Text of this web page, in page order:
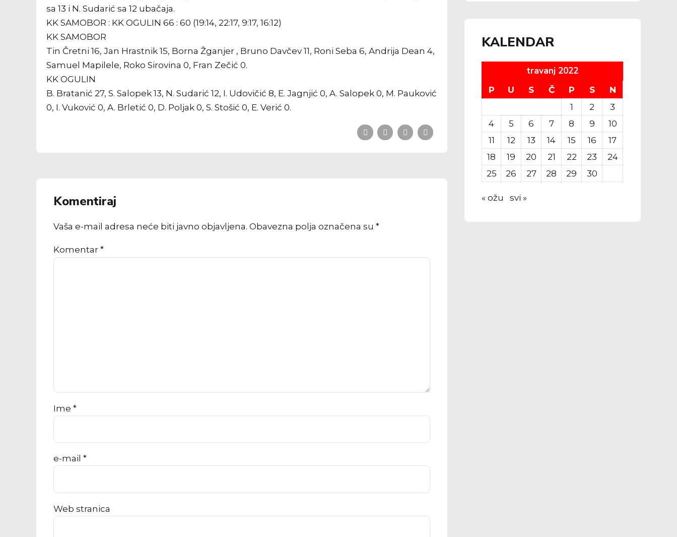
sa 13 i N. Sudarić sa 12 ubačaja.
KK SAMOBOR : KK OGULIN 66 : 60 (19:14, 22:17, 9:17, 16:12)
KK SAMOBOR
Tin Čretni 16, Jan Hrastnik 15, Borna Žganjer , Bruno Davčev 11, Roni Seba 6, Andrija Dean 4,
Samuel Mapilele, Roko Sirovina 0, Fran Zečić 0.
KK OGULIN
B. Bratanić 27, S. Salopek 13, N. Sudarić 12, I. Udovičić 8, E. Jagnjić 0, A. Salopek 0, M. Pauković
0, I. Vuković 0, A. Brletić 0, D. Poljak 0, S. Stošić 0, E. Verić 0.
Komentiraj
Vaša e-mail adresa neće biti javno objavljena. Obavezna polja označena su *
Komentar *
Ime *
e-mail *
Web stranica
KALENDAR
travanj 2022
P U S Č P S
N
1
2
3
4
5 6 7 8 9
10
11
12 13 14 15 16
17
18
19 20 21 22 23
24
25
26 27 28 29 30
« ožu svi »